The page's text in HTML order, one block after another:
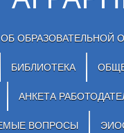
ОБРАЗОВАТЕЛЬНОЙ
БИБЛИОТЕКА
АНКЕТА
ВОПРОСЫ